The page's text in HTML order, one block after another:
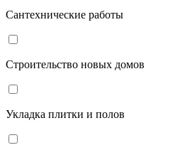
Сантехнические работы
Строительство новых домов
Укладка плитки и полов